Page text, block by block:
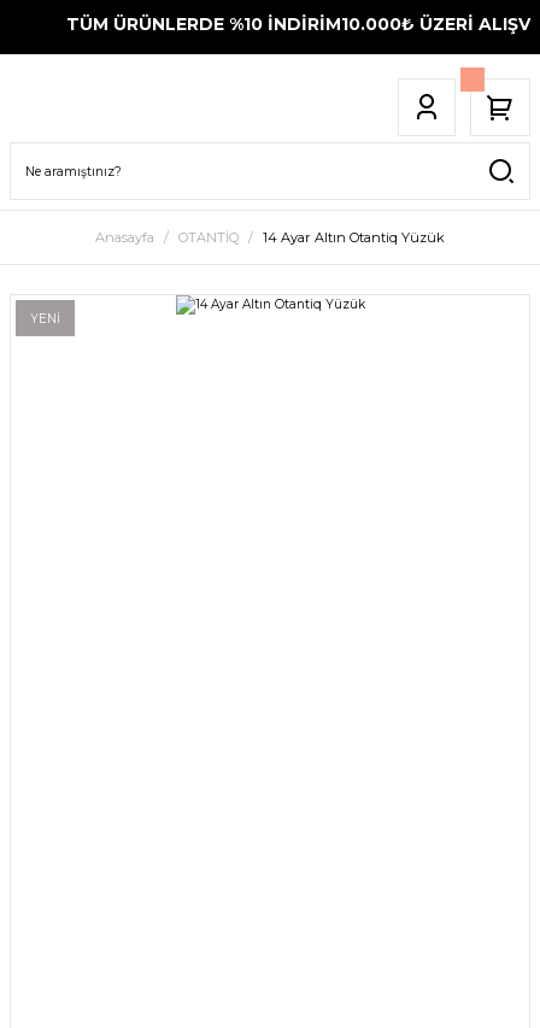
TÜM ÜRÜNLERDE %10 İNDİRİM10.000₺ ÜZERİ
Anasayfa OTANTİQ 14 Ayar Altın Otantiq Yüzük
YENİ